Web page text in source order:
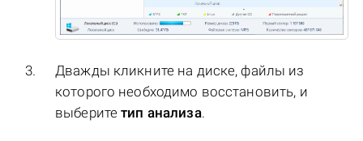
Дважды кликните на диске, файлы из
которого необходимо восстановить, и
выберитетип анализа.